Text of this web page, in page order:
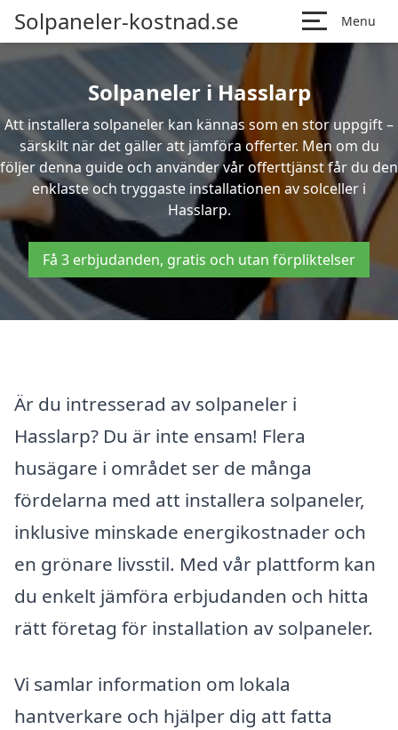
Solpaneler-kostnad.se Menu
Solpaneler i Hasslarp
Att installera solpaneler kan kännas som en stor uppgift –
särskilt när det gäller att jämföra offerter. Men om du
följer denna guide och använder vår offerttjänst får du den
enklaste och tryggaste installationen av solceller i
Hasslarp.
Få 3 erbjudanden, gratis och utan förpliktelser
Är du intresserad av solpaneler i
Hasslarp? Du är inte ensam! Flera
husägare i området ser de många
fördelarna med att installera solpaneler,
inklusive minskade energikostnader och
en grönare livsstil. Med vår plattform kan
du enkelt jämföra erbjudanden och hitta
rätt företag för installation av solpaneler.
Vi samlar information om lokala
hantverkare och hjälper dig att fatta